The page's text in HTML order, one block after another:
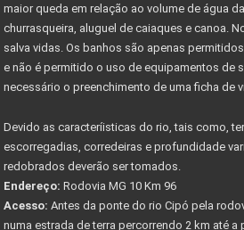
maior queda em relação ao volume de água
churrasqueira, aluguel de caiaques e canoa.
salva vidas. Os banhos são apenas
e não é permitido o uso de equipamentos de
necessário o preenchimento de uma ficha de
Devido as caracteríisticas do rio, tais como,
escorregadias, corredeiras e profundidade
redobrados deverão ser tomados.
Endereço: Rodovia MG 10 Km 96
Acesso: Antes da ponte do rio Cipó pela
numa estrada de terra percorrendo 2 km até a